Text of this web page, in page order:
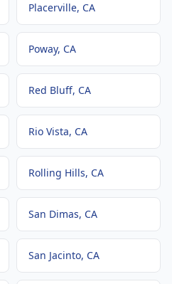
Placerville, CA
Poway, CA
Red Bluff, CA
Rio Vista, CA
Rolling Hills, CA
San Dimas, CA
San Jacinto, CA